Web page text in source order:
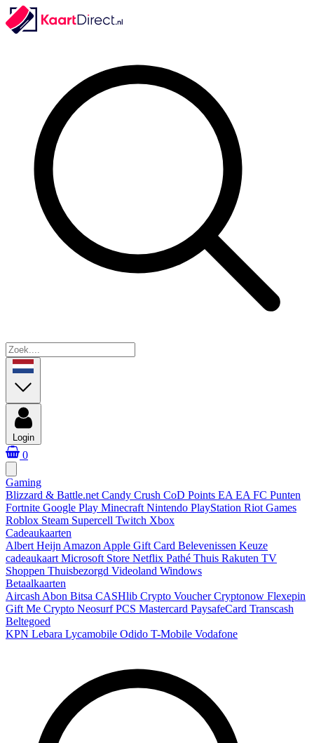
Login
0
Gaming
Blizzard & Battle.net Candy Crush CoD Points EA EA FC Punten
Fortnite Google Play Minecraft Nintendo PlayStation Riot Games
Roblox Steam Supercell Twitch Xbox
Cadeaukaarten
Albert Heijn Amazon Apple Gift Card Belevenissen Keuze
cadeaukaart Microsoft Store Netflix Pathé Thuis Rakuten TV
Shoppen Thuisbezorgd Videoland Windows
Betaalkaarten
Aircash Abon Bitsa CASHlib Crypto VoucherCryptonow Flexepin
Gift Me Crypto NeosurfPCS Mastercard PaysafeCard Transcash
Beltegoed
KPN Lebara Lycamobile Odido T-Mobile Vodafone